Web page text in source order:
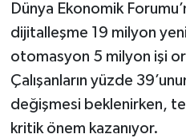
Dünya Ekonomik
dijitalleşme 19 milyon
otomasyon 5 milyon işi
Çalışanların yüzde
değişmesi beklenirken,
kritik önem kazanıyor.